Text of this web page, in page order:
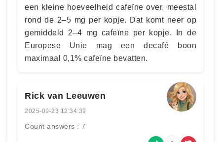
een kleine hoeveelheid cafeïne over, meestal
rond de 2–5 mg per kopje. Dat komt neer op
gemiddeld 2–4 mg cafeïne per kopje. In de
Europese Unie mag een decafé boon
maximaal 0,1% cafeïne bevatten.
Rick van Leeuwen
2025-09-23 12:34:39
Count answers : 7